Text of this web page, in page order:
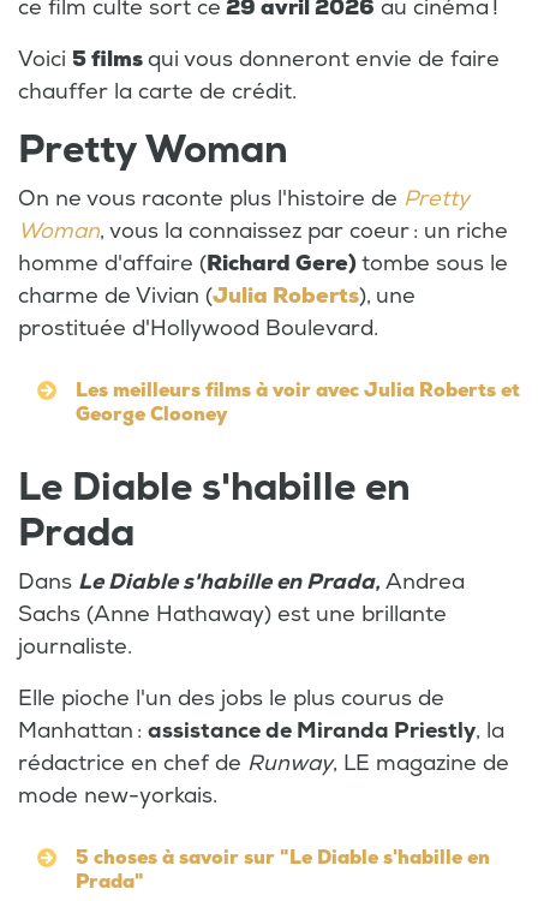
ce film culte sort ce 29 avril 2026 au cinéma !
Voici 5 filmsqui vous donneront envie de faire
chauffer la carte de crédit.
Pretty Woman
On ne vous raconte plus l'histoire de Pretty
Woman, vous la connaissez par coeur : un riche
homme d'affaire (Richard Gere)tombe sous le
charme de Vivian (Julia Roberts), une
prostituée d'Hollywood Boulevard.
Les meilleurs films à voir avec Julia Roberts et
George Clooney
Le Diable s'habille en
Prada
Dans Le Diable s'habille enPrada, Andrea
Sachs (Anne Hathaway) est une brillante
journaliste.
Elle pioche l'un des jobs le plus courus de
Manhattan : assistance de Miranda Priestly, la
rédactrice en chef de Runway, LE magazine de
mode new-yorkais.
5 choses à savoir sur "Le Diable s'habille en
Prada"